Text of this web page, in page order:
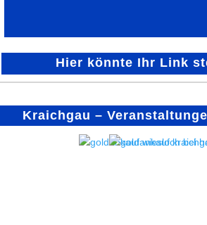
Hier könnte Ihr Link
Kraichgau –